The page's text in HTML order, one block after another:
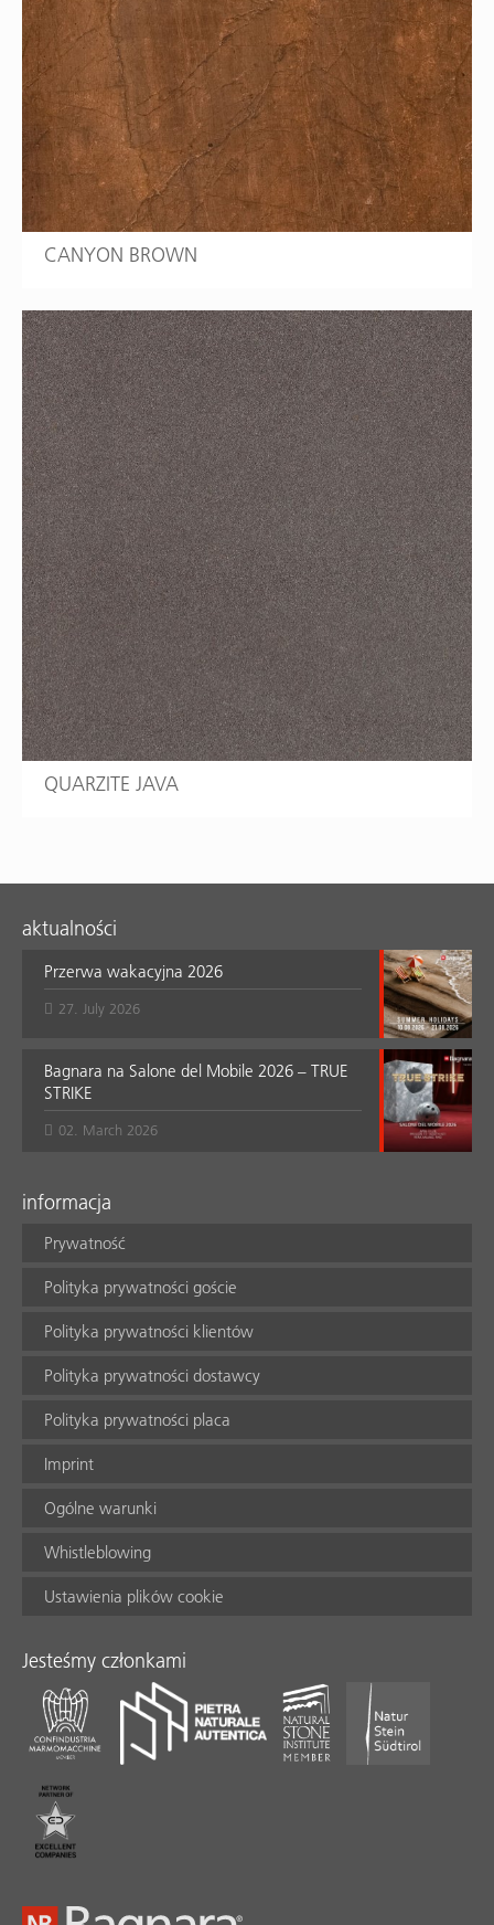
CANYON BROWN
QUARZITE JAVA
aktualności
Przerwa wakacyjna 2026
27. July 2026
Bagnara na Salone del Mobile 2026 – TRUE
STRIKE
02. March 2026
informacja
Prywatność
Polityka prywatności goście
Polityka prywatności klientów
Polityka prywatności dostawcy
Polityka prywatności placa
Imprint
Ogólne warunki
Whistleblowing
Ustawienia plików cookie
Jesteśmy członkami